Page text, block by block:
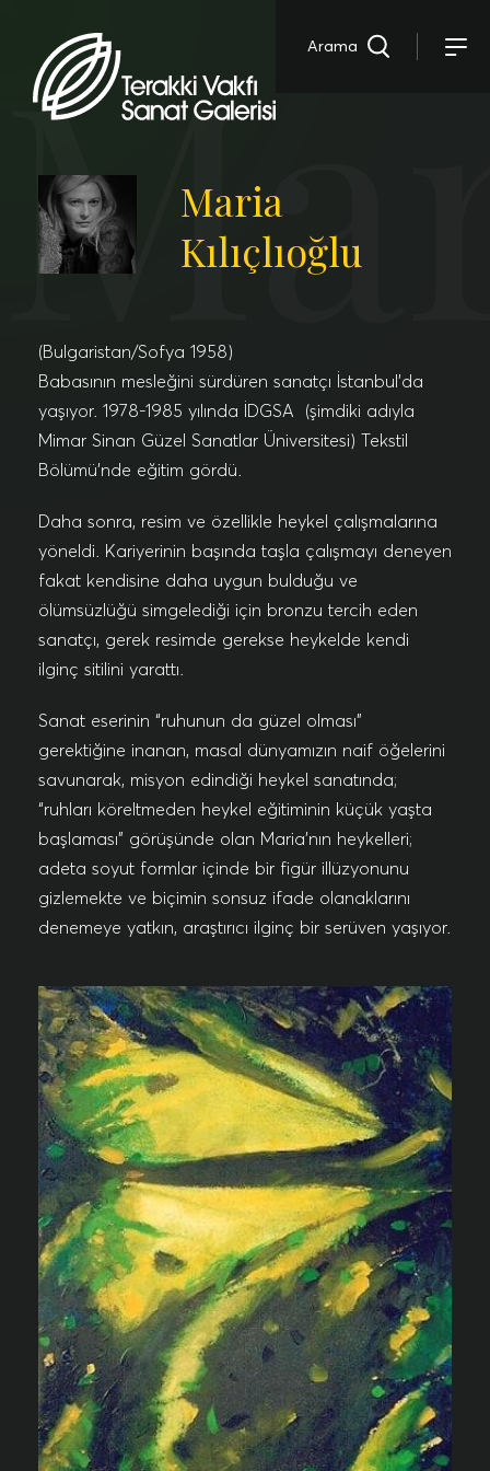
Arama
Maria
Kılıçlıoğlu
(Bulgaristan/Sofya 1958)
Babasının mesleğini sürdüren sanatçı İstanbul’da
yaşıyor. 1978-1985 yılında İDGSA (şimdiki adıyla
Mimar Sinan Güzel Sanatlar Üniversitesi) Tekstil
Bölümü’nde eğitim gördü.
Daha sonra, resim ve özellikle heykel çalışmalarına
yöneldi. Kariyerinin başında taşla çalışmayı deneyen
fakat kendisine daha uygun bulduğu ve
ölümsüzlüğü simgelediği için bronzu tercih eden
sanatçı, gerek resimde gerekse heykelde kendi
ilginç sitilini yarattı.
Sanat eserinin “ruhunun da güzel olması”
gerektiğine inanan, masal dünyamızın naif öğelerini
savunarak, misyon edindiği heykel sanatında;
“ruhları köreltmeden heykel eğitiminin küçük yaşta
başlaması” görüşünde olan Maria’nın heykelleri;
adeta soyut formlar içinde bir figür illüzyonunu
gizlemekte ve biçimin sonsuz ifade olanaklarını
denemeye yatkın, araştırıcı ilginç bir serüven yaşıyor.